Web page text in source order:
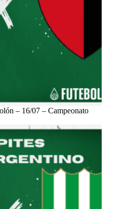
– 16/07 – Campeonato